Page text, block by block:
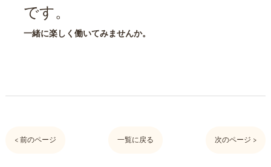
一緒に楽しく働いてみませんか。
です。
< 前のページ 一覧に戻る 次のページ >